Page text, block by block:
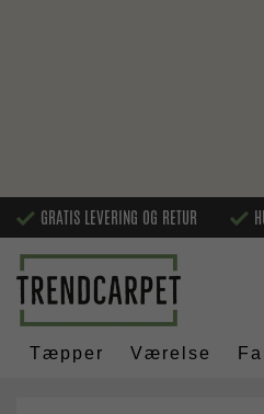
GRATIS LEVERING OG RETUR
Tæpper Værelse